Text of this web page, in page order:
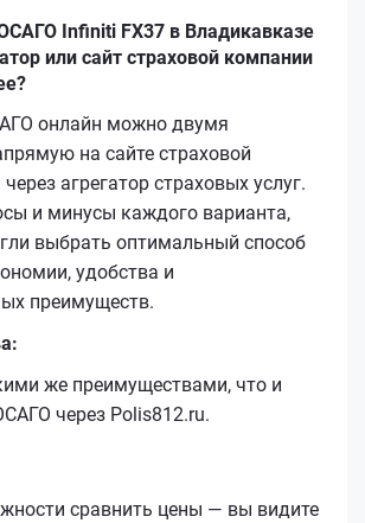
Infiniti FX37 в Владикавказе
или сайт страховой компании
онлайн можно двумя
на сайте страховой
агрегатор страховых услуг.
и минусы каждого варианта,
выбрать оптимальный способ
удобства и
преимуществ.
же преимуществами, что и
через Polis812.ru.
сравнить цены — вы видите